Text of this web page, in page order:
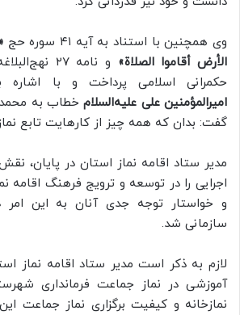
وی همچنین با استناد به آیه ۴۱ سوره حج
الأرض أقاموا الصلاة»
و نامه ۲۷
حکمرانی اسلامی پرداخت و با
امیرالمؤمنین علی علیه‌السلامخطاب به محمد
گفت: بدان که همه چیز از کارهایت تابع
مدیر ستاد اقامه نماز استان در پایان،
اجرایی را در توسعه و ترویج فرهنگ اقامه
و خواستار توجه جدی آنان به این امر
سازمانی شد.
لازم به ذکر است مدیر ستاد اقامه نماز
آموزشی در نماز جماعت فرمانداری
نمازخانه و کیفیت برگزاری نماز جماعت